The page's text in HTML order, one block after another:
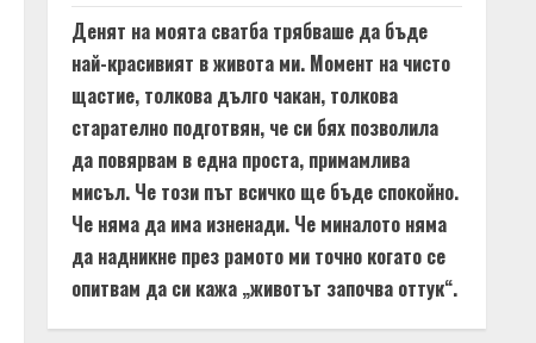
Денят на моята сватба трябваше да бъде
най-красивият в живота ми. Момент на чисто
щастие, толкова дълго чакан, толкова
старателно подготвян, че си бях позволила
да повярвам в една проста, примамлива
мисъл. Че този път всичко ще бъде спокойно.
Че няма да има изненади. Че миналото няма
да надникне през рамото ми точно когато се
опитвам да си кажа „животът започва оттук“.